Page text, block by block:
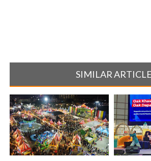
SIMILAR